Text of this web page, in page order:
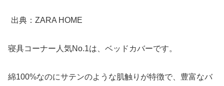
出典：ZARA HOME
寝具コーナー人気No.1は、ベッドカバーです。
綿100%なのにサテンのような肌触りが特徴で、豊富なバ